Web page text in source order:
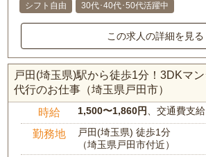
シフト自由
30代･40代･50代活躍中
この求人の詳細を見る
戸田(埼玉県)駅から徒歩1分！3DKマ
代行のお仕事（埼玉県戸田市）
時給 1,500〜1,860円 、交通費支
勤務地
戸田(埼玉県) 徒歩1分
（埼玉県戸田市付近）